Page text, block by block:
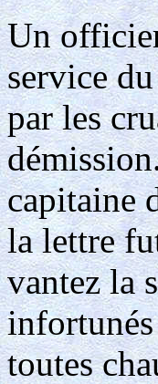
Un
service
par les
capitaine
la lettre
vantez la
toutes